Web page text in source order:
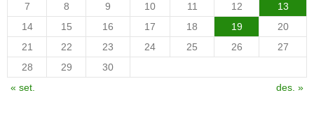
7
8 9 10 11 12
13
14
15 16 17 18 19
20
21
22 23 24 25 26
27
28
29
30
« set.
des. »